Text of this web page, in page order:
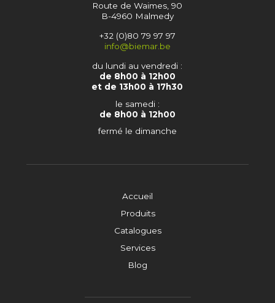
Accueil
Produits
Catalogues
Services
Blog
Route de Waimes, 90
B-4960 Malmedy
+32 (0)80 79 97 97
info@biemar.be
du lundi au vendredi :
de 8h00 à 12h00
et de 13h00 à 17h30
le samedi :
de 8h00 à 12h00
fermé le dimanche